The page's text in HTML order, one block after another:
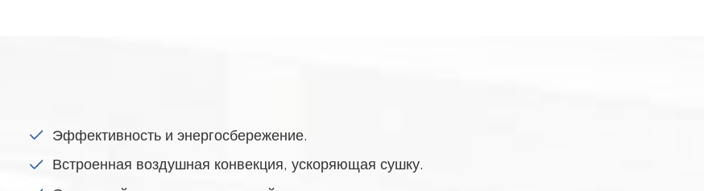
Эффективность и энергосбережение.
Встроенная воздушная конвекция, ускоряющая сушку.